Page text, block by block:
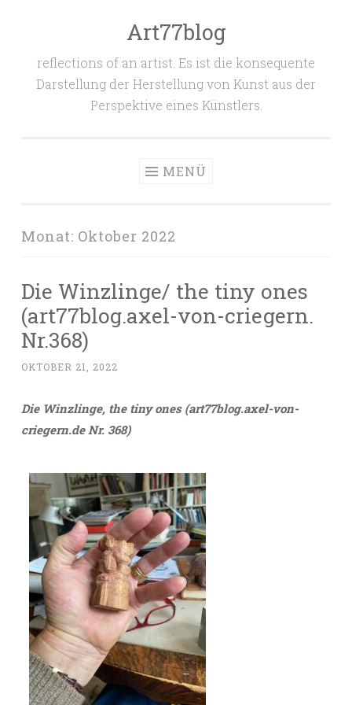
Art77blog
reflections of an artist. Es ist die konsequente
Darstellung der Herstellung von Kunst aus der
Perspektive eines Künstlers.
MENÜ
Monat: Oktober 2022
Die Winzlinge/ the tiny ones
(art77blog.axel-von-criegern.
Nr.368)
OKTOBER 21, 2022
Die Winzlinge, the tiny ones (art77blog.axel-von-
criegern.de Nr. 368)